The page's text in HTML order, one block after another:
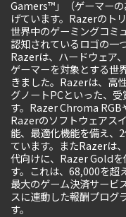
Gamers™」（ゲーマー
げています。Razerのト
世界中のゲーミングコミ
認知されているロゴの一
Razerは、ハードウェア
ゲーマーを対象とする世
きました。Razerは、高
グノートPCといった、
す。Razer Chroma RGB
Razerのソフトウェアス
能、最適化機能を備え、
ています。またRazerは
代向けに、Razer Goldを
す。これは、68,000を超
最大のゲーム決済サービ
スに連動した報酬プログ
す。